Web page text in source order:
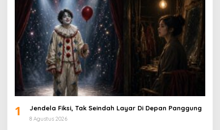
1 Jendela Fiksi, Tak Seindah Layar Di Depan Panggung
8 Agustus 2026